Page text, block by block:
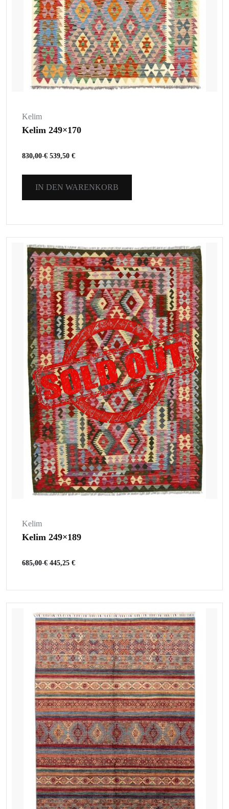
Kelim
Kelim 249×170
830,00€ 539,50 €
IN DEN WARENKORB
Kelim
Kelim 249×189
685,00€ 445,25 €